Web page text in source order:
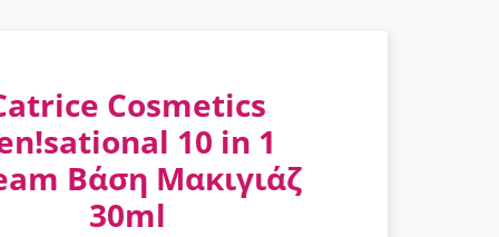
Cosmetics
10 in 1
Βάση Μακιγιάζ
30ml